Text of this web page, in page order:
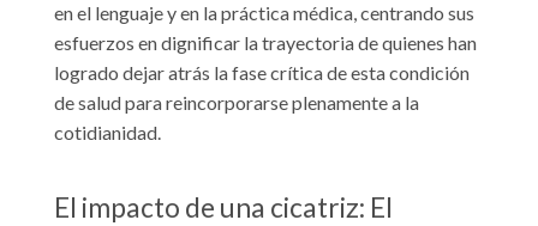
en el lenguaje y en la práctica médica, centrando sus
esfuerzos en dignificar la trayectoria de quienes han
logrado dejar atrás la fase crítica de esta condición
de salud para reincorporarse plenamente a la
cotidianidad.
El impacto de una cicatriz: El